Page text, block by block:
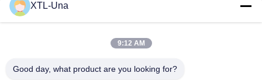
Snel contact
Industrieoosten, Xindu, Chengdu-stad, de provincie van
XTL-Una
9:12 AM
Good day, what product are you looking for?